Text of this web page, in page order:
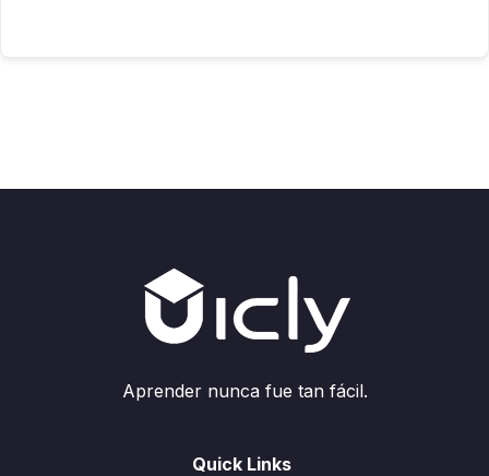
Aprender nunca fue tan fácil.
Quick Links